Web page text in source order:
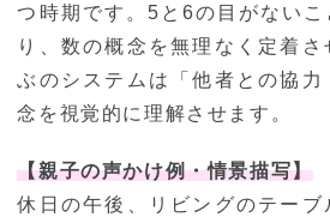
つ時期です。5と6の目がない
り、数の概念を無理なく定着
ぶのシステムは「他者との協
念を視覚的に理解させます。
【親子の声かけ例・情景描写】
休日の午後、リビングのテーブ